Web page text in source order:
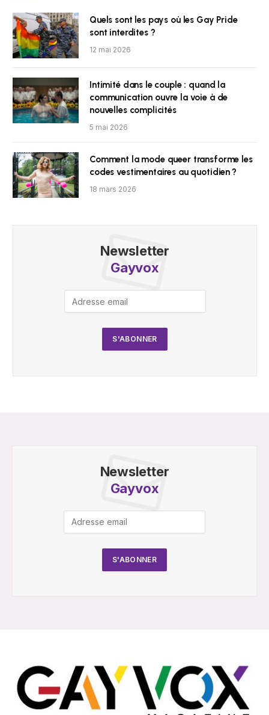
Quels sont les pays où les Gay Pride
sont interdites ?
12 mai 2026
Intimité dans le couple : quand la
communication ouvre la voie à de
nouvelles complicités
5 mai 2026
Comment la mode queer transforme les
codes vestimentaires au quotidien ?
18 mars 2026
Newsletter
Gayvox
Newsletter
Gayvox